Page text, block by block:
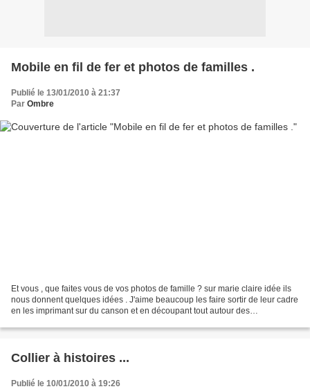
Mobile en fil de fer et photos de familles .
Publié le 13/01/2010 à 21:37
Par Ombre
Et vous , que faites vous de vos photos de famille ? sur marie claire idée ils
nous donnent quelques idées . J'aime beaucoup les faire sortir de leur cadre
en les imprimant sur du canson et en découpant tout autour des
Collier à histoires ...
Publié le 10/01/2010 à 19:26